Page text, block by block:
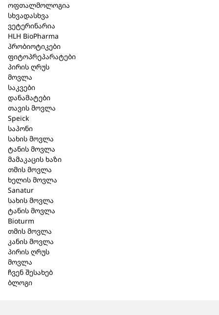
ოფთალმოლოგია
სხვადასხვა
ვეტერინარია
HLH BioPharma
პრობიოტიკები
ფიტოპრეპარატები
პირის ღრუს
მოვლა
საკვები
დანამატები
თავის მოვლა
Speick
საპონი
სახის მოვლა
ტანის მოვლა
მამაკაცის ხაზი
თმის მოვლა
ხელის მოვლა
Sanatur
სახის მოვლა
ტანის მოვლა
Bioturm
თმის მოვლა
კანის მოვლა
პირის ღრუს
მოვლა
ჩვენ შესახებ
ბლოგი
შპაიკი საპონი
(თმა+ტანი) ქოქოსი
125 გრ. (602)
21,50 ₾